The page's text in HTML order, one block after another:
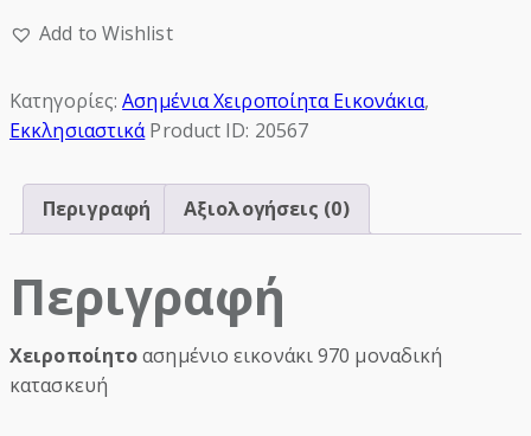
Add to Wishlist
Κατηγορίες:Ασημένια Χειροποίητα Εικονάκια,
Εκκλησιαστικά Product ID: 20567
Περιγραφή Αξιολογήσεις (0)
Περιγραφή
Χειροποίητοασημένιο εικονάκι 970 μοναδική
κατασκευή